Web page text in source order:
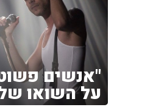
"אנשים
על השואו